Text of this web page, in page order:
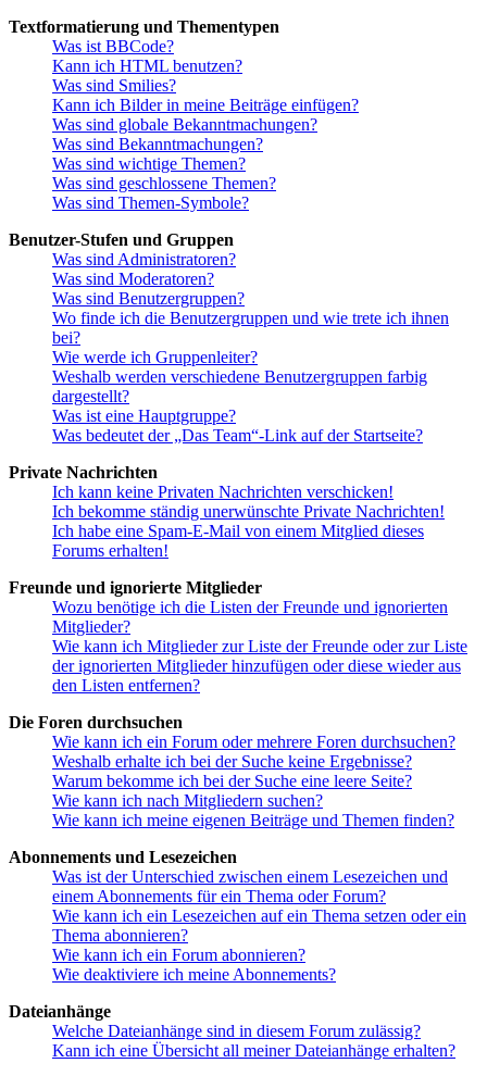
Textformatierung und Thementypen
Was ist BBCode?
Kann ich HTML benutzen?
Was sind Smilies?
Kann ich Bilder in meine Beiträge einfügen?
Was sind globale Bekanntmachungen?
Was sind Bekanntmachungen?
Was sind wichtige Themen?
Was sind geschlossene Themen?
Was sind Themen-Symbole?
Benutzer-Stufen und Gruppen
Was sind Administratoren?
Was sind Moderatoren?
Was sind Benutzergruppen?
Wo finde ich die Benutzergruppen und wie trete ich ihnen
bei?
Wie werde ich Gruppenleiter?
Weshalb werden verschiedene Benutzergruppen farbig
dargestellt?
Was ist eine Hauptgruppe?
Was bedeutet der „Das Team“-Link auf der Startseite?
Private Nachrichten
Ich kann keine Privaten Nachrichten verschicken!
Ich bekomme ständig unerwünschte Private Nachrichten!
Ich habe eine Spam-E-Mail von einem Mitglied dieses
Forums erhalten!
Freunde und ignorierte Mitglieder
Wozu benötige ich die Listen der Freunde und ignorierten
Mitglieder?
Wie kann ich Mitglieder zur Liste der Freunde oder zur Liste
der ignorierten Mitglieder hinzufügen oder diese wieder aus
den Listen entfernen?
Die Foren durchsuchen
Wie kann ich ein Forum oder mehrere Foren durchsuchen?
Weshalb erhalte ich bei der Suche keine Ergebnisse?
Warum bekomme ich bei der Suche eine leere Seite?
Wie kann ich nach Mitgliedern suchen?
Wie kann ich meine eigenen Beiträge und Themen finden?
Abonnements und Lesezeichen
Was ist der Unterschied zwischen einem Lesezeichen und
einem Abonnements für ein Thema oder Forum?
Wie kann ich ein Lesezeichen auf ein Thema setzen oder ein
Thema abonnieren?
Wie kann ich ein Forum abonnieren?
Wie deaktiviere ich meine Abonnements?
Dateianhänge
Welche Dateianhänge sind in diesem Forum zulässig?
Kann ich eine Übersicht all meiner Dateianhänge erhalten?